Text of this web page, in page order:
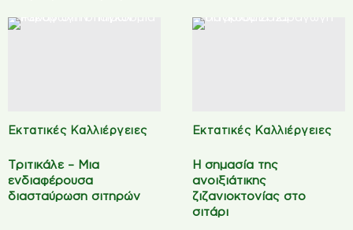
Εκτατικές Καλλιέργειες
Τριτικάλε – Mια
ενδιαφέρουσα
διασταύρωση σιτηρών
Εκτατικές Καλλιέργειες
Η σημασία της
ανοιξιάτικης
ζιζανιοκτονίας στο
σιτάρι